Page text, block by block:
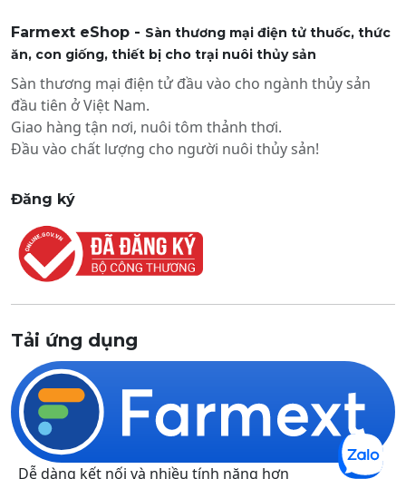
Farmext eShop - Sàn thương mại điện tử thuốc, thức
ăn, con giống, thiết bị cho trại nuôi thủy sản
Sàn thương mại điện tử đầu vào cho ngành thủy sản
đầu tiên ở Việt Nam.
Giao hàng tận nơi, nuôi tôm thảnh thơi.
Đầu vào chất lượng cho người nuôi thủy sản!
Đăng ký
Tải ứng dụng
Dễ dàng kết nối và nhiều tính năng hơn